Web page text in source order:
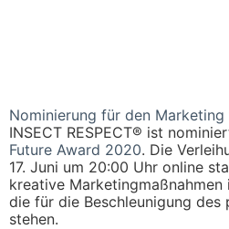
Nominierung für den
INSECT RESPECT® ist
Future Award 2020. Die
17. Juni um 20:00 Uhr online
kreative
die für die Beschleunigung des
stehen.